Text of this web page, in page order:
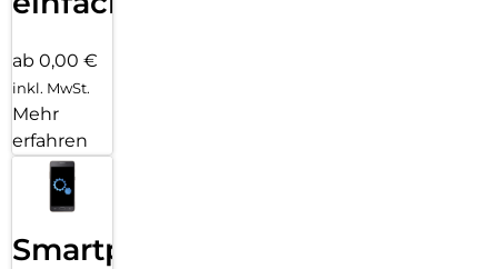
ab 0,00 €
inkl. MwSt.
Mehr
erfahren
Smartphone